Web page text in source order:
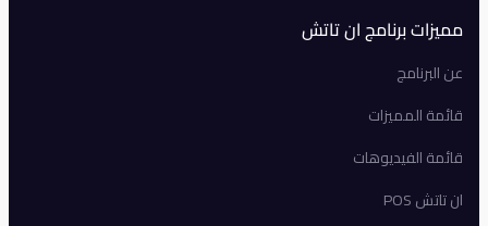
مميزات برنامج ان تاتش
عن البرنامج
قائمة المميزات
قائمة الفيديوهات
ان تاتش POS